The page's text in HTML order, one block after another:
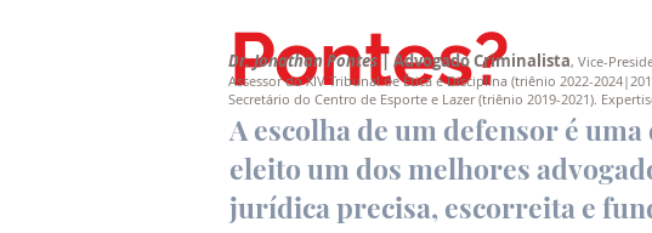
Pontes?
A escolha de um defensor é
eleito um dos melhores
jurídica precisa, escorreita e
Dr. Jonathan Pontes| Advogado Criminalista, Vice-
Assessor do XIV Tribunal de Ética e Disciplina (triênio 2022-
Secretário do Centro de Esporte e Lazer (triênio 2019-2021).